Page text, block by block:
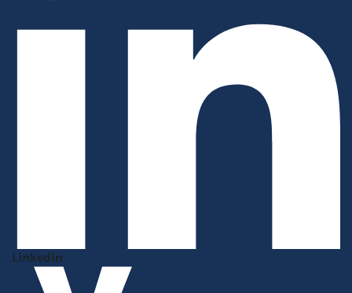
Linkedin